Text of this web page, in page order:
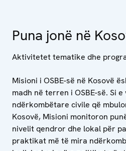
Puna jonë në
Aktivitetet tematike dhe
Misioni i OSBE-së në Kosovë
madh në terren i OSBE-së. Si
ndërkombëtare civile që
Kosovë, Misioni monitoron
nivelit qendror dhe lokal për
praktikat më të mira